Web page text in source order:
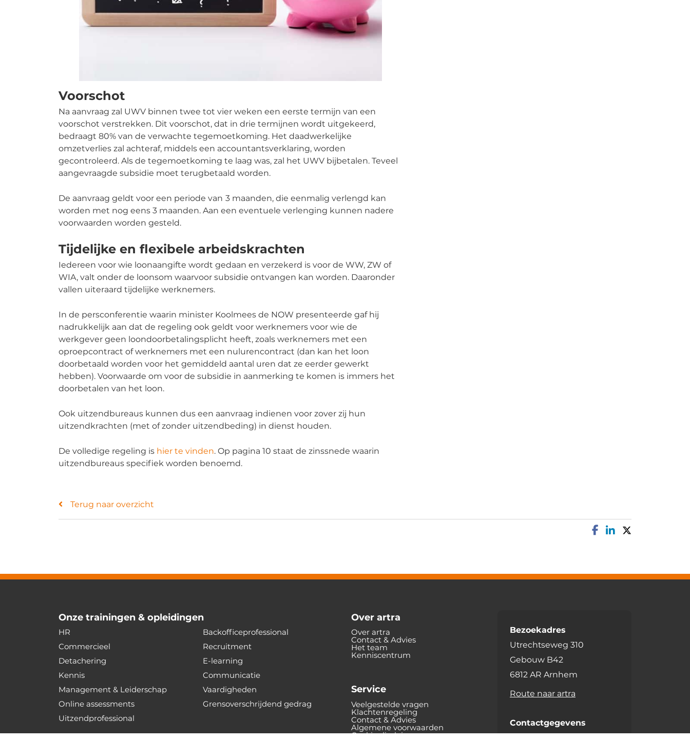
Voorschot
Na aanvraag zal UWV binnen twee tot vier weken een eerste termijn van een
voorschot verstrekken. Dit voorschot, dat in drie termijnen wordt uitgekeerd,
bedraagt 80% van de verwachte tegemoetkoming. Het daadwerkelijke
omzetverlies zal achteraf, middels een accountantsverklaring, worden
gecontroleerd. Als de tegemoetkoming te laag was, zal het UWV bijbetalen. Teveel
aangevraagde subsidie moet terugbetaald worden.
De aanvraag geldt voor een periode van 3 maanden, die eenmalig verlengd kan
worden met nog eens 3 maanden. Aan een eventuele verlenging kunnen nadere
voorwaarden worden gesteld.
Tijdelijke en flexibele arbeidskrachten
Iedereen voor wie loonaangifte wordt gedaan en verzekerd is voor de WW, ZW of
WIA, valt onder de loonsom waarvoor subsidie ontvangen kan worden. Daaronder
vallen uiteraard tijdelijke werknemers.
In de persconferentie waarin minister Koolmees de NOW presenteerde gaf hij
nadrukkelijk aan dat de regeling ook geldt voor werknemers voor wie de
werkgever geen loondoorbetalingsplicht heeft, zoals werknemers met een
oproepcontract of werknemers met een nulurencontract (dan kan het loon
doorbetaald worden voor het gemiddeld aantal uren dat ze eerder gewerkt
hebben). Voorwaarde om voor de subsidie in aanmerking te komen is immers het
doorbetalen van het loon.
Ook uitzendbureaus kunnen dus een aanvraag indienen voor zover zij hun
uitzendkrachten (met of zonder uitzendbeding) in dienst houden.
De volledige regeling is hier te vinden. Op pagina 10 staat de zinssnede waarin
uitzendbureaus specifiek worden benoemd.
Terug naar overzicht
Onze trainingen & opleidingen
HR
Commercieel
Detachering
Kennis
Management & Leiderschap
Online assessments
Uitzendprofessional
Backofficeprofessional
Recruitment
E-learning
Communicatie
Vaardigheden
Grensoverschrijdend gedrag
Over artra
Over artra
Contact & Advies
Het team
Kenniscentrum
Service
Veelgestelde vragen
Klachtenregeling
Contact & Advies
Algemene voorwaarden
Cookie disclaimer
Bezoekadres
Utrechtseweg 310
Gebouw B42
6812 AR Arnhem
Route naar artra
Contactgegevens